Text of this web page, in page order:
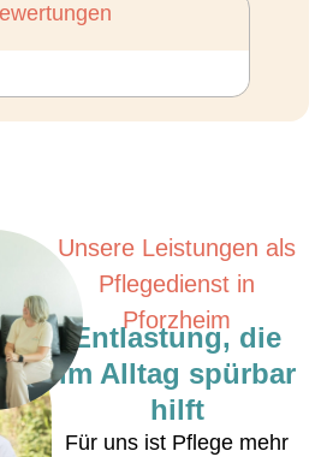
Unsere Leistungen als
Pflegedienst in
Pforzheim
Entlastung, die
im Alltag spürbar
hilft
Für uns ist Pflege mehr